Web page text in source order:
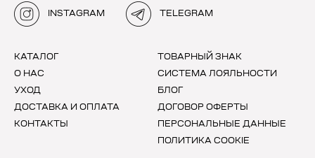
INSTAGRAM TELEGRAM
КАТАЛОГ
О НАС
УХОД
ДОСТАВКА И ОПЛАТА
КОНТАКТЫ
ТОВАРНЫЙ ЗНАК
СИСТЕМА ЛОЯЛЬНОСТИ
БЛОГ
ДОГОВОР ОФЕРТЫ
ПЕРСОНАЛЬНЫЕ ДАННЫЕ
ПОЛИТИКА COOKIE